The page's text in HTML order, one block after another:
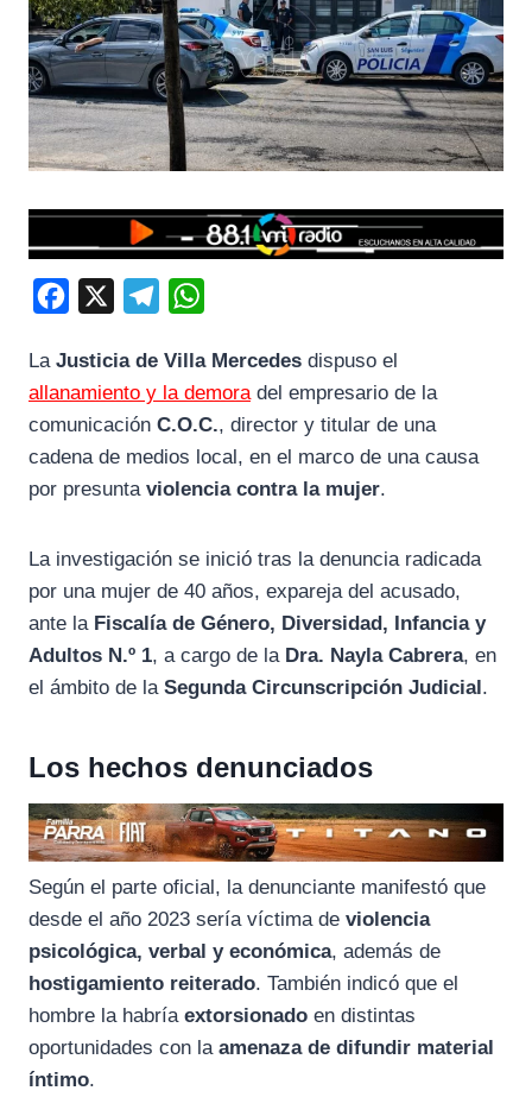
c
e
b
e
g
a
t
s
La Justicia de Villa Mercedes dispuso el
allanamiento y la demora del empresario de la
comunicación C.O.C., director y titular de una
cadena de medios local, en el marco de una causa
por presunta violencia contra la mujer.
La investigación se inició tras la denuncia radicada
por una mujer de 40 años, expareja del acusado,
ante la Fiscalía de Género, Diversidad, Infancia y
Adultos N.º 1, a cargo de la Dra. Nayla Cabrera, en
el ámbito de la Segunda Circunscripción Judicial.
Los hechos denunciados
Según el parte oficial, la denunciante manifestó que
desde el año 2023 sería víctima de violencia
psicológica, verbal y económica, además de
hostigamiento reiterado. También indicó que el
hombre la habría extorsionado en distintas
oportunidades con la amenaza de difundir material
íntimo.